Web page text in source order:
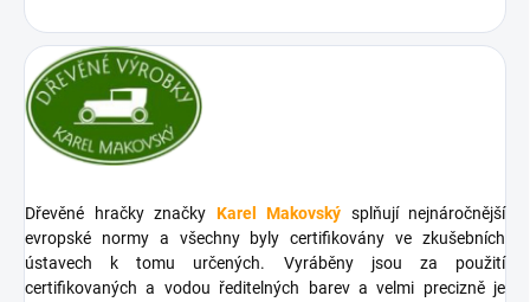
Dřevěné hračky značky Karel Makovský splňují nejnáročnější
evropské normy a všechny byly certifikovány ve zkušebních
ústavech k tomu určených. Vyráběny jsou za použití
certifikovaných a vodou ředitelných barev a velmi precizně je